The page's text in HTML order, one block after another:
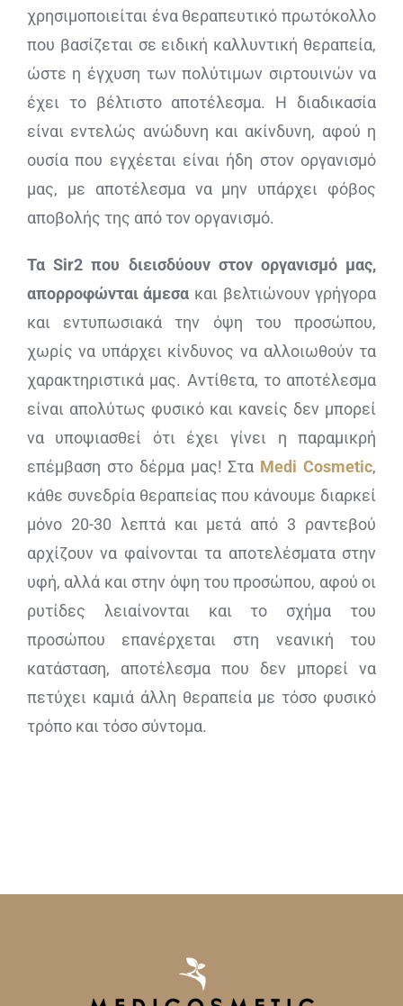
χρησιμοποιείται ένα θεραπευτικό πρωτόκολλο
που βασίζεται σε ειδική καλλυντική θεραπεία,
ώστε η έγχυση των πολύτιμων σιρτουινών να
έχει το βέλτιστο αποτέλεσμα. Η διαδικασία
είναι εντελώς ανώδυνη και ακίνδυνη, αφού η
ουσία που εγχέεται είναι ήδη στον οργανισμό
μας, με αποτέλεσμα να μην υπάρχει φόβος
αποβολής της από τον οργανισμό.
Τα Sir2 που διεισδύουν στον οργανισμό μας,
απορροφώνται άμεσα και βελτιώνουν γρήγορα
και εντυπωσιακά την όψη του προσώπου,
χωρίς να υπάρχει κίνδυνος να αλλοιωθούν τα
χαρακτηριστικά μας. Αντίθετα, το αποτέλεσμα
είναι απολύτως φυσικό και κανείς δεν μπορεί
να υποψιασθεί ότι έχει γίνει η παραμικρή
επέμβαση στο δέρμα μας! Στα Medi Cosmetic,
κάθε συνεδρία θεραπείας που κάνουμε διαρκεί
μόνο 20-30 λεπτά και μετά από 3 ραντεβού
αρχίζουν να φαίνονται τα αποτελέσματα στην
υφή, αλλά και στην όψη του προσώπου, αφού οι
ρυτίδες λειαίνονται και το σχήμα του
προσώπου επανέρχεται στη νεανική του
κατάσταση, αποτέλεσμα που δεν μπορεί να
πετύχει καμιά άλλη θεραπεία με τόσο φυσικό
τρόπο και τόσο σύντομα.